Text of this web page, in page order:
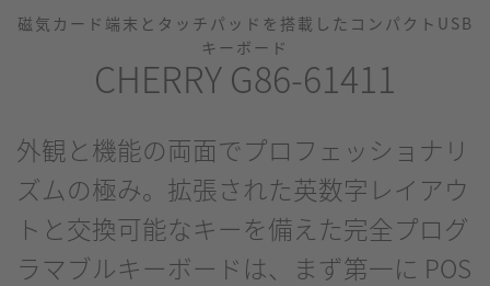
磁気カード端末とタッチパッドを搭載したコンパクトUSB
キーボード
CHERRY G86-61411
外観と機能の両面でプロフェッショナリ
ズムの極み。拡張された英数字レイアウ
トと交換可能なキーを備えた完全プログ
ラマブルキーボードは、まず第一に POS